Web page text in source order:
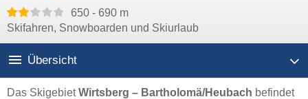
650 - 690 m
Skifahren, Snowboarden und Skiurlaub
Übersicht
Das SkigebietWirtsberg – Bartholomä/​Heubach befindet